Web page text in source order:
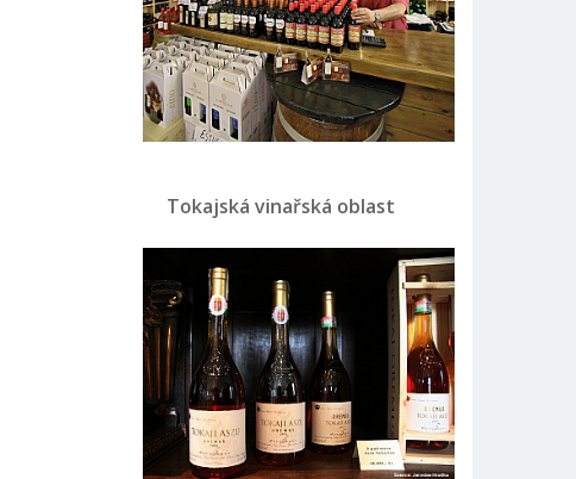
Tokajská vinařská oblast